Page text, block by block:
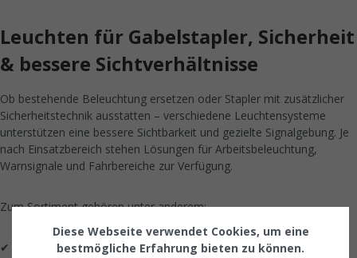
Leuchten für Gabelstapler, Sicherheit
& bessere Sichtverhältnisse
Ob bestehende Beleuchtung ersetzen oder Stapler mit zusätzlicher
Sicherheitstechnik ausstatten – verschiedene Leuchtensysteme
unterstützen eine bessere Sichtbarkeit und gezielte Signalgebung. Je
nach Einsatzbereich stehen Lösungen für Arbeitsbeleuchtung,
Warnsignale und Fahrbereiche zur Verfügung.
Zum Sortiment gehören unter anderem:
✔ Rundumleuchten für bessere Sichtbarkeit im Betriebsumfeld
Diese Webseite verwendet Cookies, um eine
bestmögliche Erfahrung bieten zu können.